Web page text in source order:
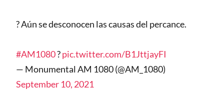
? Aún se desconocen las causas del percance.
#AM1080?pic.twitter.com/B1JttjayFI
— Monumental AM 1080 (@AM_1080)
September 10, 2021